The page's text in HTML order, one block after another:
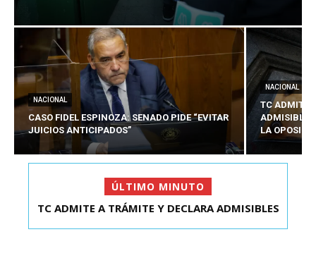
NACIONAL
CASO FIDEL ESPINOZA: SENADO PIDE “EVITAR
JUICIOS ANTICIPADOS”
NACIONAL
TC ADMITE
ADMISIBLES
LA
ÚLTIMO MINUTO
EXDIPUTADO LAVÍN SALIÓ DE CAPITÁN YÁBER
TC ADMITE A TRÁMITE Y DECLARA ADMISIBLES